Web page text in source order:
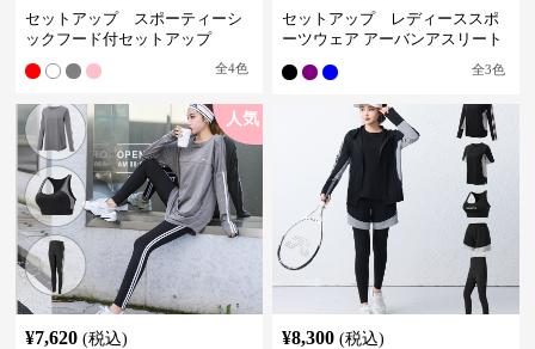
セットアップ スポーティーシ
ックフード付セットアップ
全4色
セットアップ レディーススポ
ーツウェア アーバンアスリート
全3色
人気
¥7,620 (税込)
¥8,300 (税込)